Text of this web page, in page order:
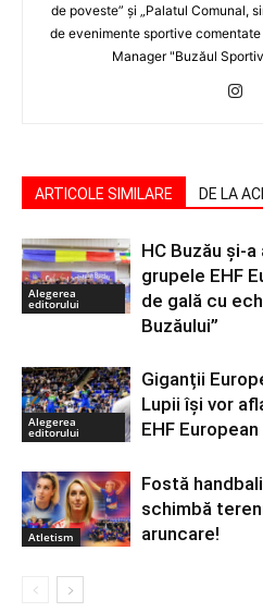
de poveste” şi „Palatul Comunal,
de evenimente sportive
Manager "Buzăul
ARTICOLE SIMILARE DE LA
Alegerea
editorului
HC Buzău și-
grupele EHF
de gală cu
Buzăului”
Alegerea
editorului
Giganții
Lupii își vor
EHF
Atletism
Fostă
schimbă
aruncare!